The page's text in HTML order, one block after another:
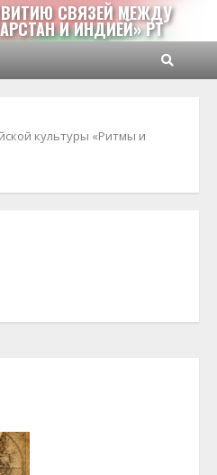
СВЯЗЕЙ МЕЖДУ
И ИНДИЕЙ» РТ
культуры «Ритмы и